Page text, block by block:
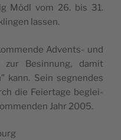
Mödl vom 26. bis 31.
lassen.
Advents- und
zur Besin­nung, damit
kann. Sein seg­nen­des
die Feier­ta­ge beglei­
Jahr 2005.